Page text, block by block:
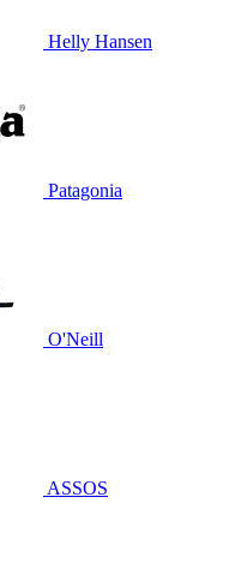
Helly Hansen
Patagonia
O'Neill
ASSOS